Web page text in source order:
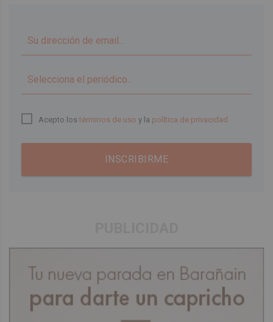
Acepto lostérminos de uso y la política de privacidad
INSCRIBIRME